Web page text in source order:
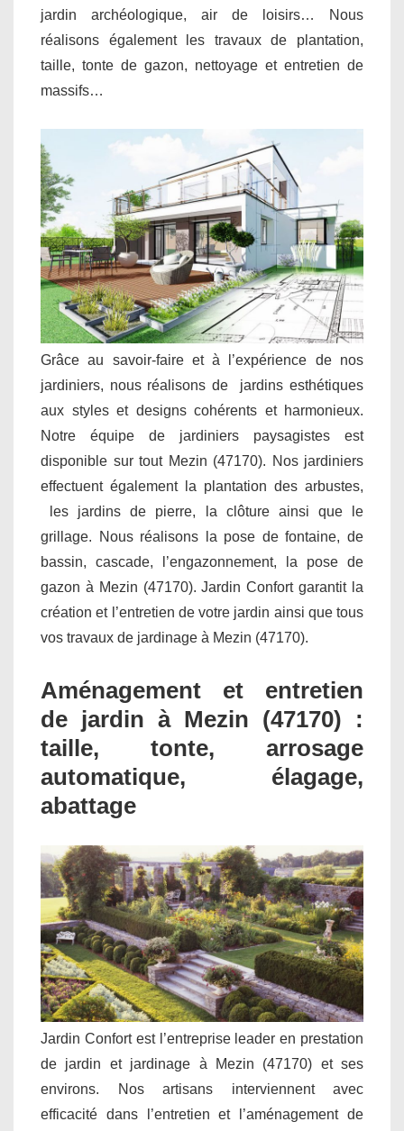
jardin archéologique, air de loisirs… Nous
réalisons également les travaux de plantation,
taille, tonte de gazon, nettoyage et entretien de
massifs…
Grâce au savoir-faire et à l’expérience de nos
jardiniers, nous réalisons de jardins esthétiques
aux styles et designs cohérents et harmonieux.
Notre équipe de jardiniers paysagistes est
disponible sur tout Mezin (47170). Nos jardiniers
effectuent également la plantation des arbustes,
les jardins de pierre, la clôture ainsi que le
grillage. Nous réalisons la pose de fontaine, de
bassin, cascade, l’engazonnement, la pose de
gazon à Mezin (47170). Jardin Confort garantit la
création et l’entretien de votre jardin ainsi que tous
vos travaux de jardinage à Mezin (47170).
Aménagement et entretien
de jardin à Mezin (47170) :
taille, tonte, arrosage
automatique, élagage,
abattage
Jardin Confort est l’entreprise leader en prestation
de jardin et jardinage à Mezin (47170) et ses
environs. Nos artisans interviennent avec
efficacité dans l’entretien et l’aménagement de